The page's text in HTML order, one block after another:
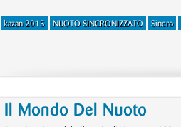
kazan 2015 NUOTO SINCRONIZZATO Sincro
Il Mondo Del Nuoto